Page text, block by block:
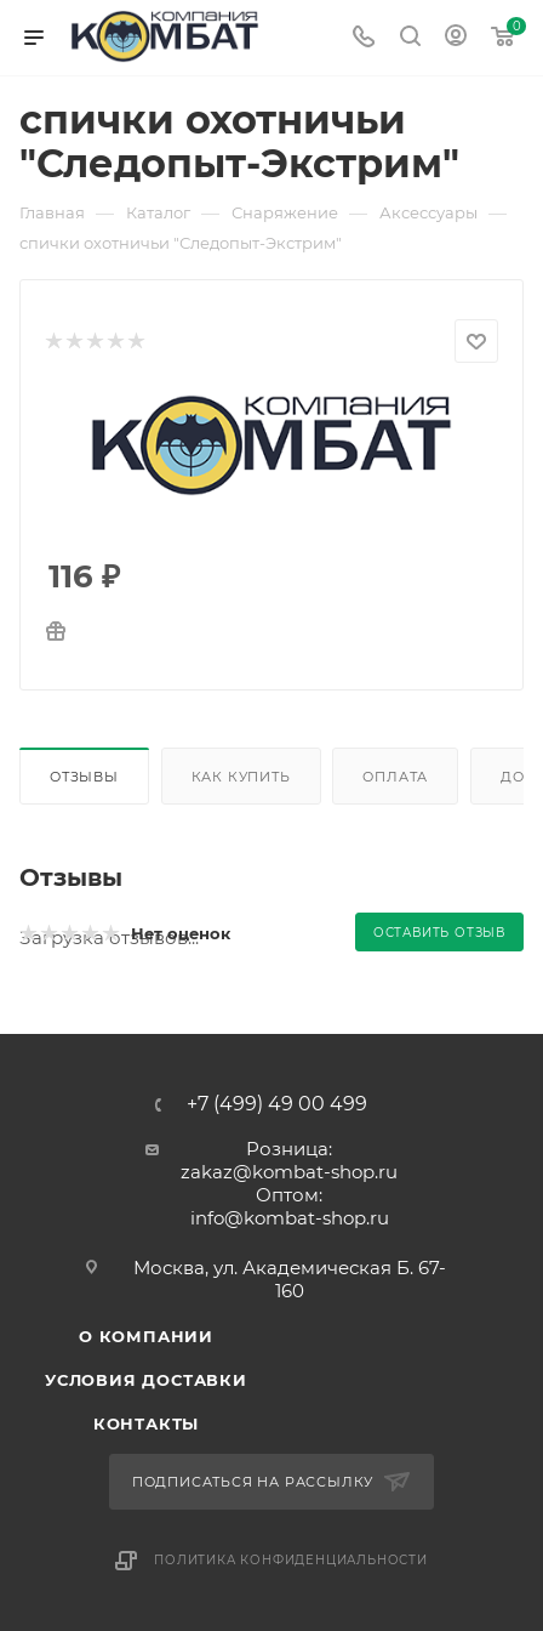
0
спички охотничьи
"Следопыт-Экстрим"
Главная — Каталог — Снаряжение — Аксессуары —
спички охотничьи "Следопыт-Экстрим"
116 ₽
ОТЗЫВЫ КАК КУПИТЬ ОПЛАТА
Отзывы
Нет оценок ОСТАВИТЬ ОТЗЫВ
Загрузка отзывов...
+7 (499) 49 00 499
Розница:
zakaz@kombat-shop.ru
Оптом:
info@kombat-shop.ru
Москва, ул. Академическая Б. 67-
160
О КОМПАНИИ
УСЛОВИЯ ДОСТАВКИ
КОНТАКТЫ
ПОДПИСАТЬСЯ НА РАССЫЛКУ
ПОЛИТИКА КОНФИДЕНЦИАЛЬНОСТИ